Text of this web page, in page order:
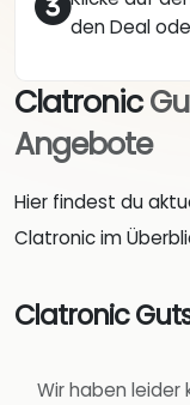
den Deal
Clatronic
Angebote
Hier findest du
Clatronic im
Clatronic
Wir haben